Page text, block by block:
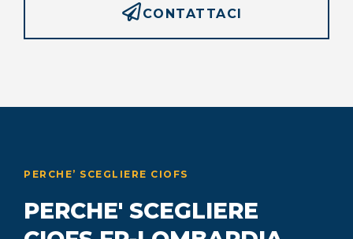
CONTATTACI
PERCHE’ SCEGLIERE CIOFS
PERCHE' SCEGLIERE